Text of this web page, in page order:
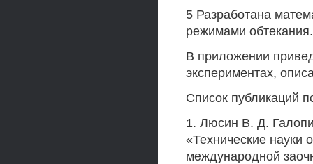
5 Разработана
режимами обтекания.
В приложении
экспериментах,
Список публикаций
1. Люсин В. Д.
«Технические науки
международной